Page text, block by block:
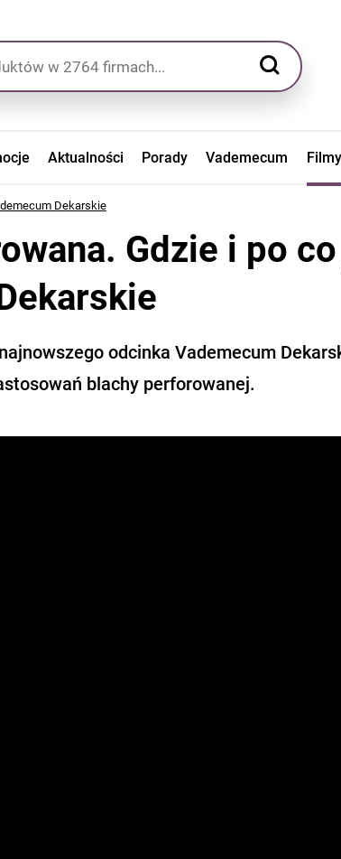
Aktualności Porady Vademecum Filmy
Dekarskie
Gdzie i po
odcinka Vademecum
blachy perforowanej.